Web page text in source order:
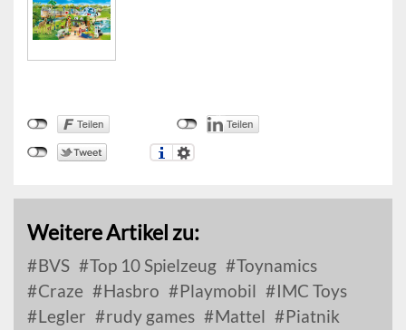
Weitere Artikel zu:
BVS Top 10 Spielzeug
Toynamics
Craze
Hasbro Playmobil
IMC Toys
Legler
rudy games Mattel
Piatnik